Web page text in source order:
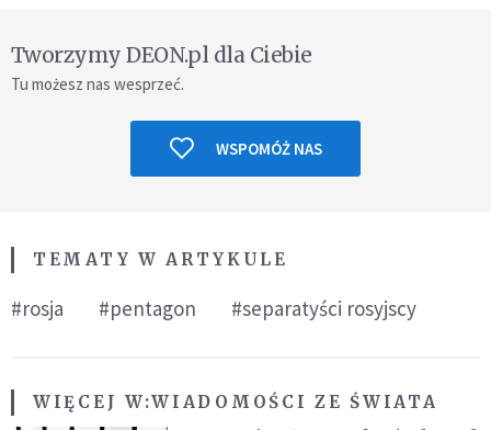
Tworzymy DEON.pl dla Ciebie
Tu możesz nas wesprzeć.
WSPOMÓŻ NAS
TEMATY W ARTYKULE
#rosja #pentagon #separatyści rosyjscy
WIĘCEJ W:WIADOMOŚCI ZE ŚWIATA